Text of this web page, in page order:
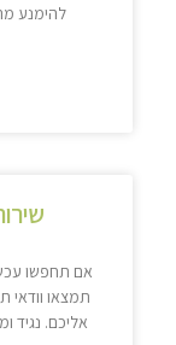
להימנע
אם תחפשו
תמצאו וודאי
אליכם. נגיד